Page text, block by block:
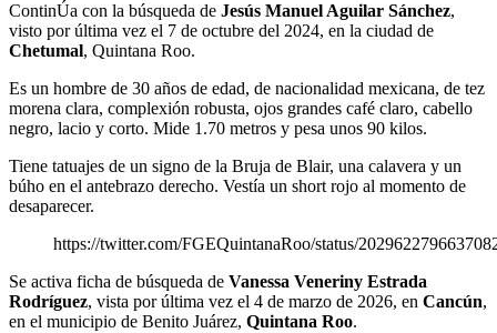
ContinÚa con la búsqueda de Jesús Manuel Aguilar Sánchez,
visto por última vez el 7 de octubre del 2024, en la ciudad de
Chetumal, Quintana Roo.
Es un hombre de 30 años de edad, de nacionalidad mexicana, de tez
morena clara, complexión robusta, ojos grandes café claro, cabello
negro, lacio y corto. Mide 1.70 metros y pesa unos 90 kilos.
Tiene tatuajes de un signo de la Bruja de Blair, una calavera y un
búho en el antebrazo derecho. Vestía un short rojo al momento de
desaparecer.
https://twitter.com/FGEQuintanaRoo/status/
Se activa ficha de búsqueda de Vanessa Veneriny Estrada
Rodríguez, vista por última vez el 4 de marzo de 2026, en Cancún,
en el municipio de Benito Juárez, Quintana Roo.